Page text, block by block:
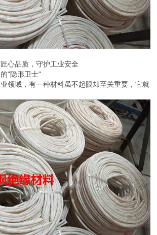
心品质，守护工业安全
"隐形卫士"
领域，有一种材料虽不起眼却至关重要，它就